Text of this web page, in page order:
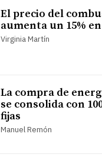
El precio del
aumenta un 15%
Virginia Martín
La compra de
se consolida con
fijas
Manuel Remón